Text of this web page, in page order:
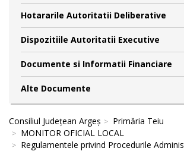
Hotararile Autoritatii Deliberative
Dispozitiile Autoritatii Executive
Documente si Informatii Financiare
Alte Documente
Consiliul Județean Argeș
Primăria Teiu
MONITOR OFICIAL LOCAL
Regulamentele privind Procedurile